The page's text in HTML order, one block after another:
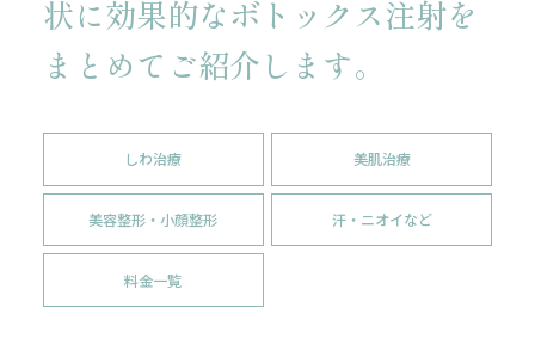
状に効果的なボトックス注射を
まとめてご紹介します。
しわ治療 美肌治療
美容整形・小顔整形 汗・ニオイなど
料金一覧